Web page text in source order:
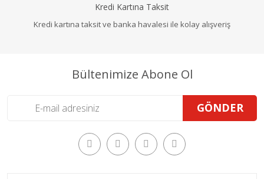
Kredi Kartına Taksit
Kredi kartına taksit ve banka havalesi ile kolay alışveriş
Bültenimize Abone Ol
GÖNDER